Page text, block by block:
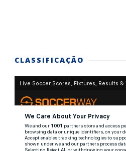
CLASSIFICAÇÃO